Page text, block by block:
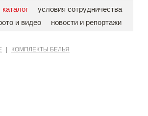
каталог
условия сотрудничества
и видео новости и репортажи
КОМПЛЕКТЫ БЕЛЬЯ